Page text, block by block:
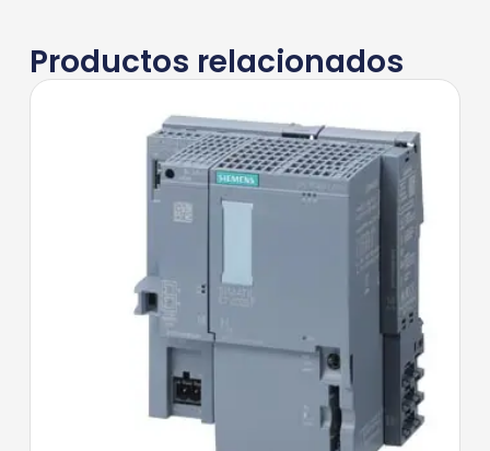
Productos relacionados